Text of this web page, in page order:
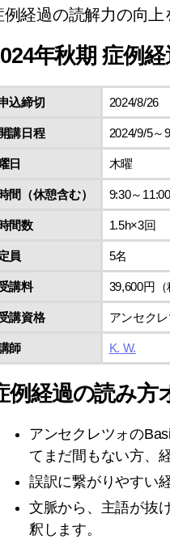
例経過の読解力の向上
年秋期 症例
込締切 2024/8/26
開講日程 2024/9/5～
日 木曜
間（休憩含む） 9:30～11:00
間数 1.5h×3回
員 5名
講料 39,600円（
講資格 アンセク
師 K. W.
例経過の読み方
アンセクレツォの
てまだ間もない方、
誤訳に繋がりやすい
文脈から、主語が抜
釈します。